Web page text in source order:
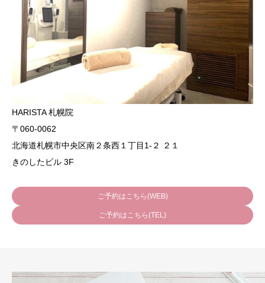
HARISTA 札幌院
〒060-0062
北海道札幌市中央区南２条西１丁目1-２ ２１
きのしたビル 3F
ご予約はこちら(WEB)
ご予約はこちら(TEL)